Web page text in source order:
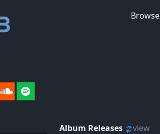
Browse
Album Releases view